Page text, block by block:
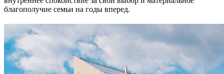
благополучие семьи на годы вперед.